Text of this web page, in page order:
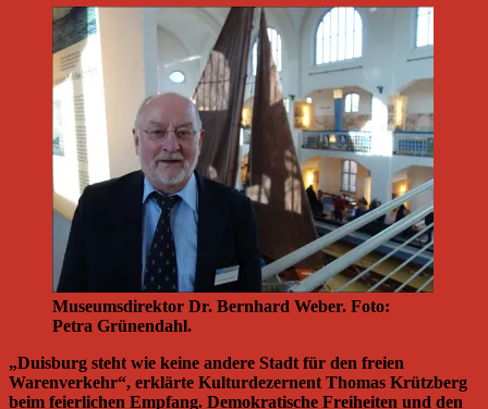
Museumsdirektor Dr. Bernhard Weber. Foto:
Petra Grünendahl.
„Duisburg steht wie keine andere Stadt für den freien
Warenverkehr“, erklärte Kulturdezernent Thomas Krützberg
beim feierlichen Empfang. Demokratische Freiheiten und den